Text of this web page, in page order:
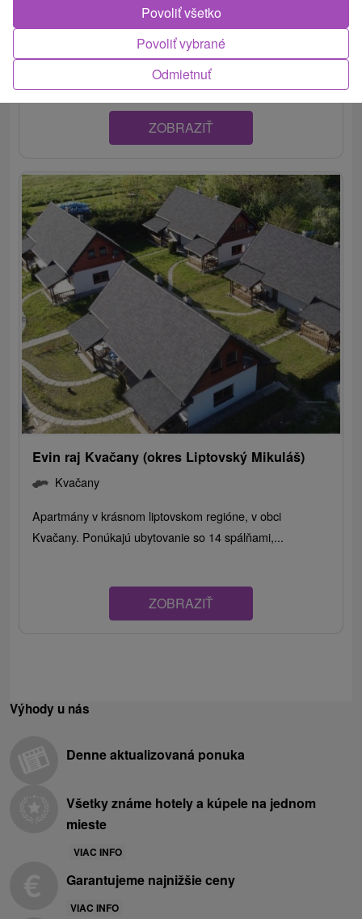
Apartmán v čarokrásnom liptovskom regióne, v obci
Kvačany. Ponúka 2 spálne, plne zariadenú kuchyňu a...
ZOBRAZIŤ
Evin raj Kvačany (okres Liptovský Mikuláš)
Kvačany
Apartmány v krásnom liptovskom regióne, v obci
Kvačany. Ponúkajú ubytovanie so 14 spálňami,...
ZOBRAZIŤ
Výhody u nás
Denne aktualizovaná ponuka
Všetky známe hotely a kúpele na jednom
mieste
VIAC INFO
Garantujeme najnižšie ceny
VIAC INFO
Odmietnuť
Povoliť vybrané
Povoliť všetko